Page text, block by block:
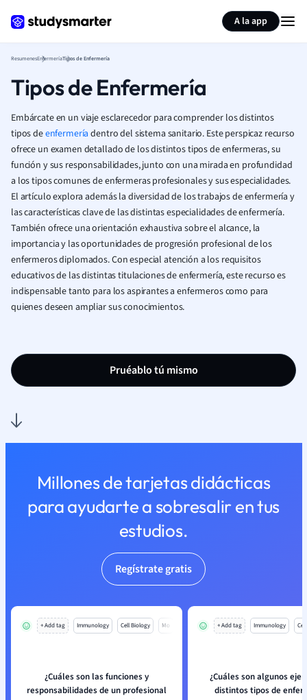
A la app
ResumenesEnfermeríaTipos de Enfermería
Tipos de Enfermería
Embárcate en un viaje esclarecedor para comprender los distintos
tipos deenfermería dentro del sistema sanitario. Este perspicaz recurso
ofrece un examen detallado de los distintos tipos de enfermeras, su
función y sus responsabilidades, junto con una mirada en profundidad
a los tipos comunes de enfermeras profesionales y sus especialidades.
El artículo explora además la diversidad de los trabajos de enfermería y
las características clave de las distintas especialidades de enfermería.
También ofrece una orientación exhaustiva sobre el alcance, la
importancia y las oportunidades de progresión profesional de los
enfermeros diplomados. Con especial atención a los requisitos
educativos de las distintas titulaciones de enfermería, este recurso es
indispensable tanto para los aspirantes a enfermeros como para
quienes deseen ampliar sus conocimientos.
Pruéablo tú mismo
Millones de tarjetas didácticas
para ayudarte a sobresalir en tus
estudios.
Regístrate gratis
+ Add tag Immunology Cell Biology Mo
¿Cuáles son las funciones y
responsabilidades de un profesional
+ Add tag Immunology
¿Cuáles son algunos
distintos tipos de
Resumir página